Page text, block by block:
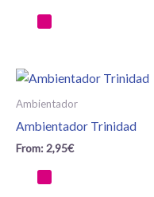
Ambientador
Ambientador Trinidad
From:2,95€